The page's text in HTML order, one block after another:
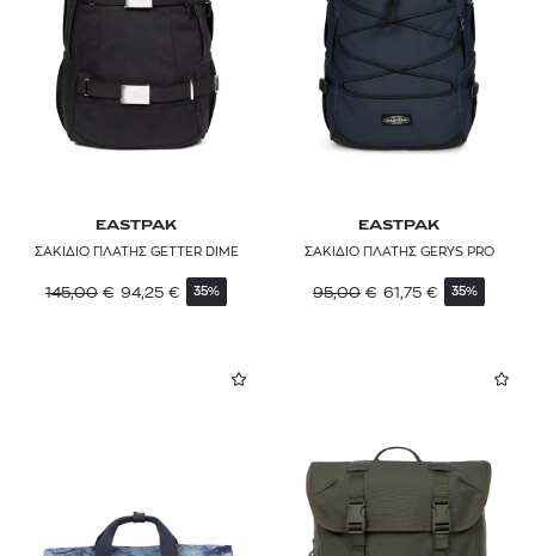
EASTPAK
ΣΑΚΙΔΙΟ ΠΛΑΤΗΣ GETTER DIME
145,00 € 94,25 € 35%
EASTPAK
ΣΑΚΙΔΙΟ ΠΛΑΤΗΣ GERYS PRO
95,00 € 61,75 € 35%